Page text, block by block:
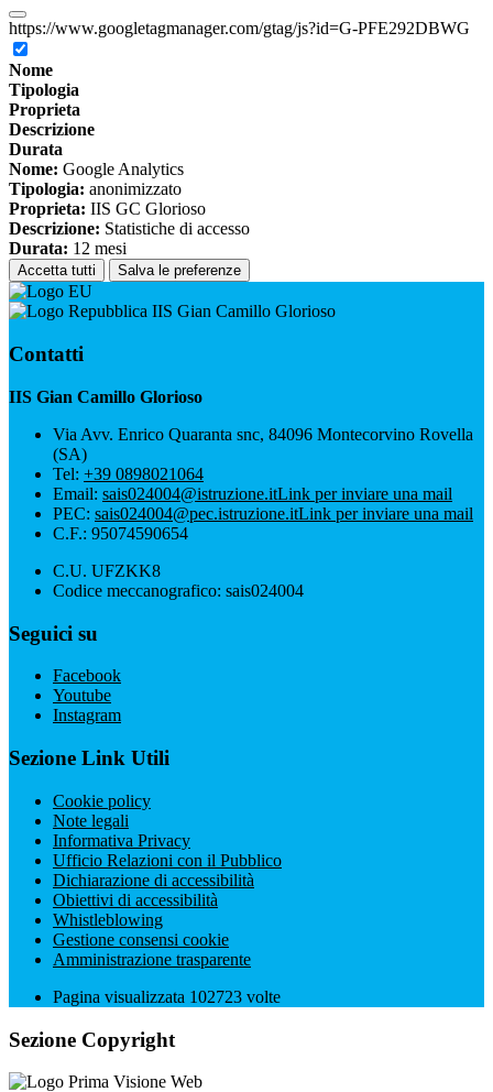
https://www.googletagmanager.com/gtag/js?id=G-PFE292DBWG
Nome
Tipologia
Proprieta
Descrizione
Durata
Nome: Google Analytics
Tipologia: anonimizzato
Proprieta: IIS GC Glorioso
Descrizione: Statistiche di accesso
Durata: 12 mesi
Accetta tutti Salva le preferenze
IIS Gian Camillo Glorioso
Contatti
IIS Gian Camillo Glorioso
Via Avv. Enrico Quaranta snc, 84096 Montecorvino Rovella
(SA)
Tel: +39 0898021064
Email: sais024004@istruzione.itLink per inviare una mail
PEC: sais024004@pec.istruzione.itLink per inviare una mail
C.F.: 95074590654
C.U. UFZKK8
Codice meccanografico: sais024004
Seguici su
Facebook
Youtube
Instagram
Sezione Link Utili
Cookie policy
Note legali
Informativa Privacy
Ufficio Relazioni con il Pubblico
Dichiarazione di accessibilità
Obiettivi di accessibilità
Whistleblowing
Gestione consensi cookie
Amministrazione trasparente
Pagina visualizzata 102723 volte
Sezione Copyright